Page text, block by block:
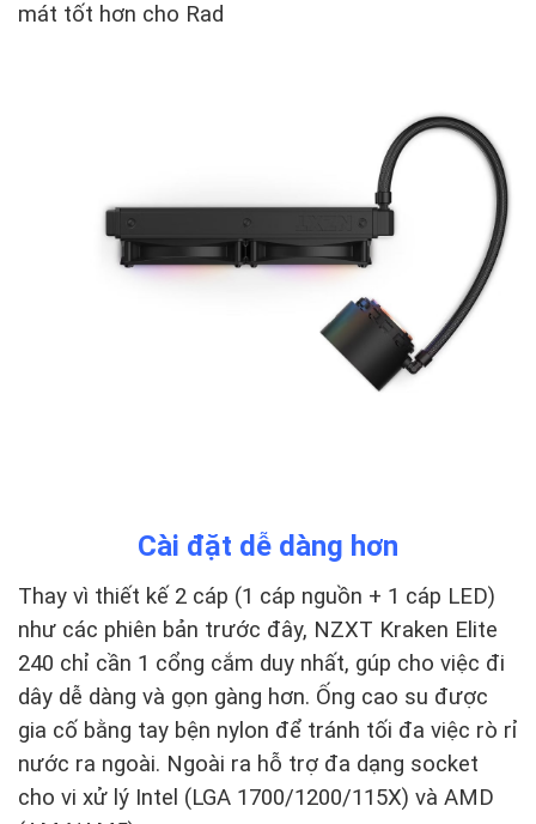
mát tốt hơn cho Rad
Cài đặt dễ dàng hơn
Thay vì thiết kế 2 cáp (1 cáp nguồn + 1 cáp LED)
như các phiên bản trước đây, NZXT Kraken Elite
240 chỉ cần 1 cổng cắm duy nhất, gúp cho việc đi
dây dễ dàng và gọn gàng hơn. Ống cao su được
gia cố bằng tay bện nylon để tránh tối đa việc rò rỉ
nước ra ngoài. Ngoài ra hỗ trợ đa dạng socket
cho vi xử lý Intel (LGA 1700/1200/115X) và AMD